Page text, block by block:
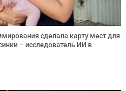
сделала карту мест для
– исследователь ИИ в